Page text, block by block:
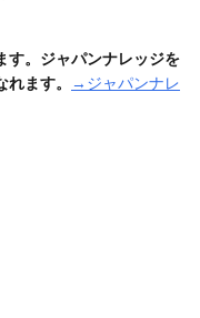
す。ジャパンナレッジを
ます。
→ジャパンナレ